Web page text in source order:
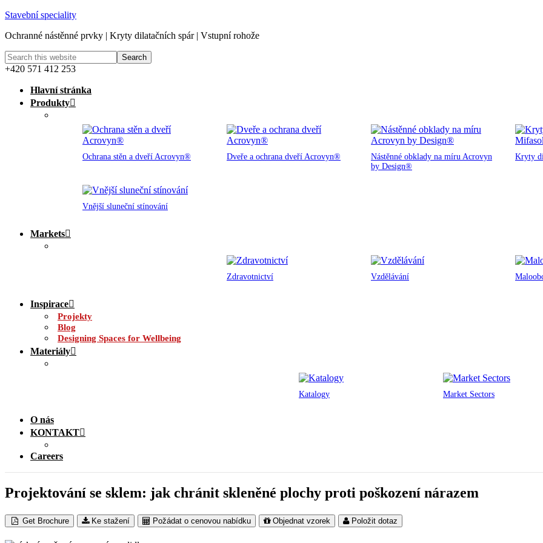
Stavební speciality
Ochranné nástěnné prvky | Kryty dilatačních spár | Vstupní rohože
+420 571 412 253
Hlavní stránka
Produkty
Ochrana stěn a dveří Acrovyn® Dveře a ochrana dveří Acrovyn®
Nástěnné obklady na míru Acrovyn
by Design®
Kryty
Vnější sluneční stínování
Markets
Zdravotnictví Vzdělávání
Inspirace
Projekty
Blog
Designing Spaces for Wellbeing
Materiály
Katalogy Market Sectors
O nás
KONTAKT
Careers
Projektování se sklem: jak chránit skleněné plochy proti poškození nárazem
Get Brochure Ke stažení Požádat o cenovou nabídku Objednat vzorek Položit dotaz